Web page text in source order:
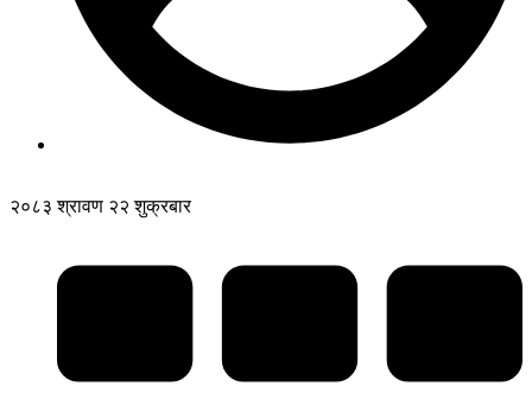
२०८३ श्रावण २२ शुक्रबार